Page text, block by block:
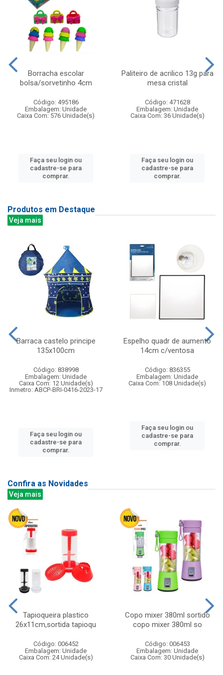
Borracha escolar
bolsa/sorvetinho 4cm
Código: 495186
Embalagem: Unidade
Caixa Com: 576 Unidade(s)
Faça seu login ou
cadastre-se para
comprar.
Paliteiro de acrilico 13g para
mesa cristal
Código: 471628
Embalagem: Unidade
Caixa Com: 36 Unidade(s)
Faça seu login ou
cadastre-se para
comprar.
Produtos em Destaque
Veja mais
Barraca castelo principe
135x100cm
Código: 838998
Embalagem: Unidade
Caixa Com: 12 Unidade(s)
Inmetro: ABCP-BRI-0416-2023-17
Faça seu login ou
cadastre-se para
comprar.
Espelho quadr de aumento
14cm c/ventosa
Código: 836355
Embalagem: Unidade
Caixa Com: 108 Unidade(s)
Faça seu login ou
cadastre-se para
comprar.
Confira as Novidades
Veja mais
Tapioqueira plastico
26x11cm,sortida tapioqu
Código: 006452
Embalagem: Unidade
Caixa Com: 24 Unidade(s)
Copo mixer 380ml sortido
copo mixer 380ml so
Código: 006453
Embalagem: Unidade
Caixa Com: 30 Unidade(s)